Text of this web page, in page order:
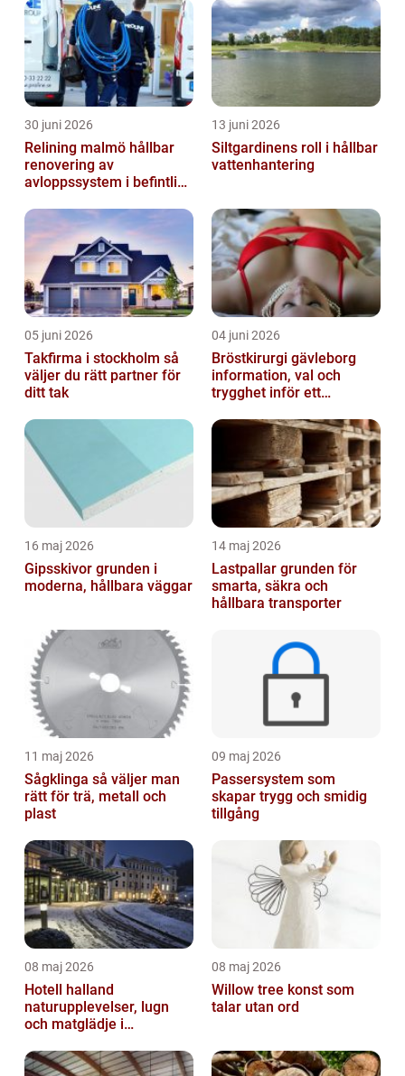
30 juni 2026
Relining malmö hållbar
renovering av
avloppssystem i befintliga
13 juni 2026
Siltgardinens roll i hållbar
vattenhantering
05 juni 2026
Takfirma i stockholm så
väljer du rätt partner för
ditt tak
04 juni 2026
Bröstkirurgi gävleborg
information, val och
trygghet inför ett
16 maj 2026
Gipsskivor grunden i
moderna, hållbara väggar
14 maj 2026
Lastpallar grunden för
smarta, säkra och
hållbara transporter
11 maj 2026
Sågklinga så väljer man
rätt för trä, metall och
plast
09 maj 2026
Passersystem som
skapar trygg och smidig
tillgång
08 maj 2026
Hotell halland
naturupplevelser, lugn
och matglädje i
08 maj 2026
Willow tree konst som
talar utan ord